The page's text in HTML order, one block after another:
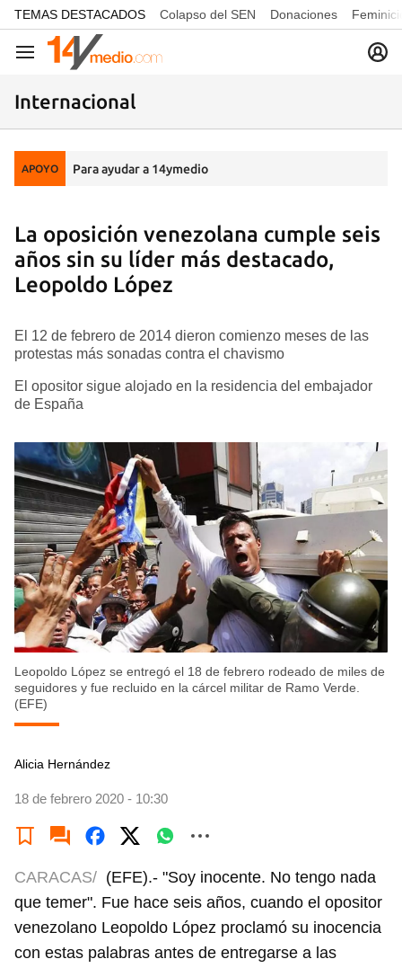
common.go-to-content
TEMAS DESTACADOS Colapso del SEN Donaciones
Navegación
Internacional
APOYO Para ayudar a 14ymedio
La oposición venezolana cumple seis
años sin su líder más destacado,
Leopoldo López
El 12 de febrero de 2014 dieron comienzo meses de las
protestas más sonadas contra el chavismo
El opositor sigue alojado en la residencia del embajador
de España
Leopoldo López se entregó el 18 de febrero rodeado de miles de
seguidores y fue recluido en la cárcel militar de Ramo Verde.
(EFE)
Alicia Hernández
18 de febrero 2020 - 10:30
CARACAS/ (EFE).- "Soy inocente. No tengo nada
que temer". Fue hace seis años, cuando el opositor
venezolano Leopoldo López proclamó su inocencia
con estas palabras antes de entregarse a las